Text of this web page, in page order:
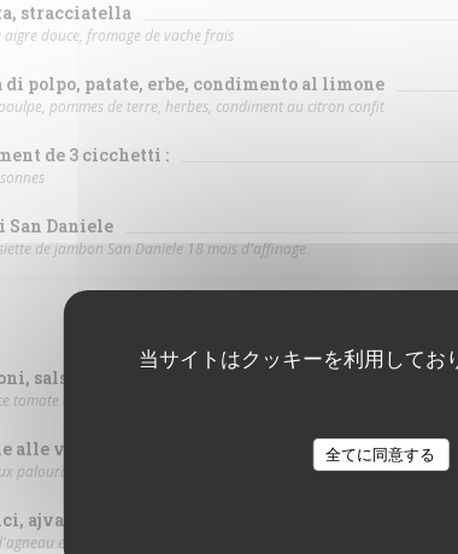
当サイトはクッキーを利用してお
全てに同意する
stracciatella
douce, fromage de vache frais
di polpo, patate, erbe, condimento al limone
pommes de terre, herbes, condiment au citron confit
de 3 cicchetti :
San Daniele
de jambon San Daniele 18 mois d'affinage
salsa pomodoro al pimenton, datterini, ricotta
tomate au paprika fumé, petites tomates, ricotta fumée
alle vongole
palourdes, légèrement pimenté
ajvar, zucchine e cipolla rossa
et bœuf au paprika, sauce aubergines et poivrons, courgettes